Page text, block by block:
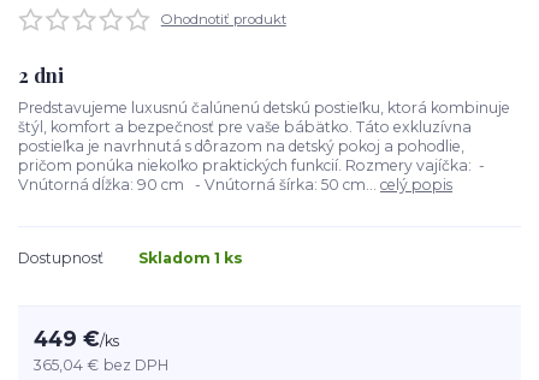
Ohodnotiť produkt
2 dni
Predstavujeme luxusnú čalúnenú detskú postieľku, ktorá kombinuje
štýl, komfort a bezpečnosť pre vaše bábätko. Táto exkluzívna
postieľka je navrhnutá s dôrazom na detský pokoj a pohodlie,
pričom ponúka niekoľko praktických funkcií. Rozmery vajíčka: -
Vnútorná dĺžka: 90 cm - Vnútorná šírka: 50 cm... celý popis
Dostupnosť Skladom 1 ks
449 €/ks
365,04 € bez DPH